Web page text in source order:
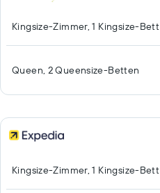
Kingsize-Zimmer, 1 Kingsize-Bett
Queen, 2 Queensize-Betten
Kingsize-Zimmer, 1 Kingsize-Bett